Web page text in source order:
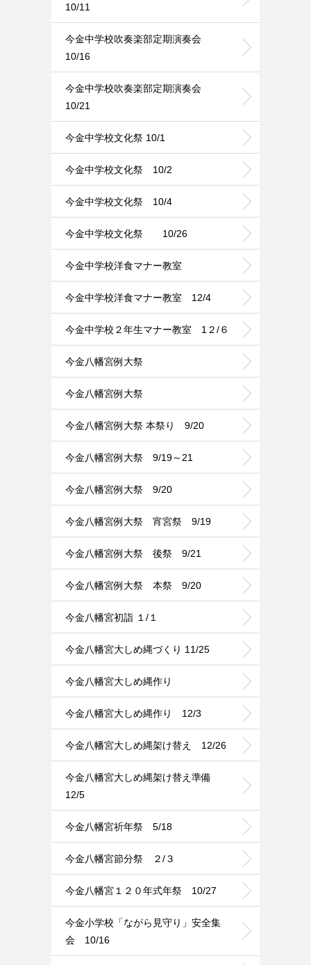
10/11
今金中学校吹奏楽部定期演奏会
10/16
今金中学校吹奏楽部定期演奏会
10/21
今金中学校文化祭 10/1
今金中学校文化祭 10/2
今金中学校文化祭 10/4
今金中学校文化祭 10/26
今金中学校洋食マナー教室
今金中学校洋食マナー教室 12/4
今金中学校２年生マナー教室 1２/６
今金八幡宮例大祭
今金八幡宮例大祭
今金八幡宮例大祭 本祭り 9/20
今金八幡宮例大祭 9/19～21
今金八幡宮例大祭 9/20
今金八幡宮例大祭 宵宮祭 9/19
今金八幡宮例大祭 後祭 9/21
今金八幡宮例大祭 本祭 9/20
今金八幡宮初詣 １/１
今金八幡宮大しめ縄づくり 11/25
今金八幡宮大しめ縄作り
今金八幡宮大しめ縄作り 12/3
今金八幡宮大しめ縄架け替え 12/26
今金八幡宮大しめ縄架け替え準備
12/5
今金八幡宮祈年祭 5/18
今金八幡宮節分祭 ２/３
今金八幡宮１２０年式年祭 10/27
今金小学校「ながら見守り」安全集
会 10/16